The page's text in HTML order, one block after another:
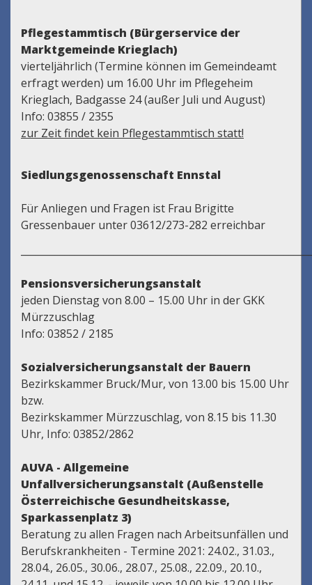
Pflegestammtisch (Bürgerservice der
Marktgemeinde Krieglach)
vierteljährlich (Termine können im Gemeindeamt
erfragt werden) um 16.00 Uhr im Pflegeheim
Krieglach, Badgasse 24 (außer Juli und August)
Info: 03855 / 2355
zur Zeit findet kein Pflegestammtisch statt!
Siedlungsgenossenschaft Ennstal
Für Anliegen und Fragen ist Frau Brigitte
Gressenbauer unter 03612/273-282 erreichbar
Pensionsversicherungsanstalt
jeden Dienstag von 8.00 – 15.00 Uhr in der GKK
Mürzzuschlag
Info: 03852 / 2185
Sozialversicherungsanstalt der Bauern
Bezirkskammer Bruck/Mur, von 13.00 bis 15.00 Uhr
bzw.
Bezirkskammer Mürzzuschlag, von 8.15 bis 11.30
Uhr, Info: 03852/2862
AUVA - Allgemeine
Unfallversicherungsanstalt (Außenstelle
Österreichische Gesundheitskasse,
Sparkassenplatz 3)
Beratung zu allen Fragen nach Arbeitsunfällen und
Berufskrankheiten - Termine 2021: 24.02., 31.03.,
28.04., 26.05., 30.06., 28.07., 25.08., 22.09., 20.10.,